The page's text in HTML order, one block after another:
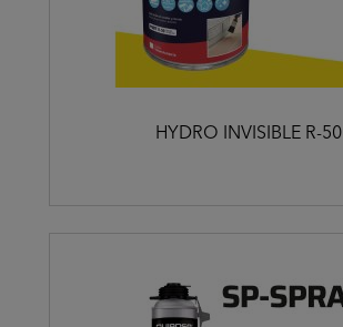
HYDRO INVISIBLE R-50